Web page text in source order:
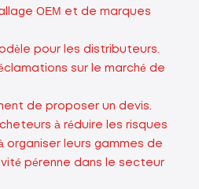
OEM et de marques
pour les distributeurs.
sur le marché de
de proposer un devis.
à réduire les risques
organiser leurs gammes de
pérenne dans le secteur